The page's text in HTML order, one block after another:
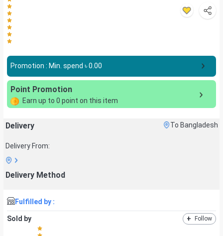
Promotion : Min. spend ৳0.00
Point Promotion
Earn up to 0 point on this item
Delivery To Bangladesh
Delivery From:
Delivery Method
Fulfilled by :
Sold by + Follow